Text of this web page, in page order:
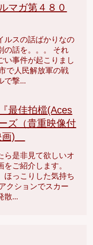
マガ第４８０
ルスの話ばかりなの
の話を。。。 それ
い事件が起こりまし
で人民解放軍の戦
で撃...
最佳拍檔(Aces
ズ（貴重映像付
画)
ら是非見て欲しいオ
をご紹介します。
っこりした気持ち
クションでスカー
散...